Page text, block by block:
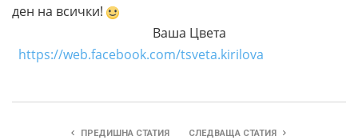
ден на всички!
Ваша Цвета
https://web.facebook.com/tsveta.kirilova
ПРЕДИШНА СТАТИЯ СЛЕДВАЩА СТАТИЯ